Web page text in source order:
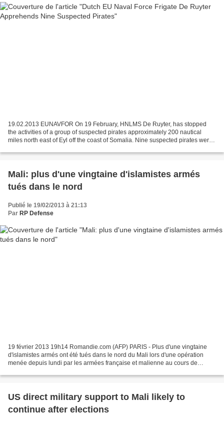
19.02.2013 EUNAVFOR On 19 February, HNLMS De Ruyter, has stopped
the activities of a group of suspected pirates approximately 200 nautical
miles north east of Eyl off the coast of Somalia. Nine suspected pirates were
Mali: plus d'une vingtaine d'islamistes armés
tués dans le nord
Publié le 19/02/2013 à 21:13
Par RP Defense
19 février 2013 19h14 Romandie.com (AFP) PARIS - Plus d'une vingtaine
d'islamistes armés ont été tués dans le nord du Mali lors d'une opération
menée depuis lundi par les armées française et malienne au cours de
US direct military support to Mali likely to
continue after elections